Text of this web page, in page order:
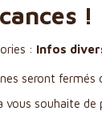
!
: Infos
seront fermés
vous souhaite